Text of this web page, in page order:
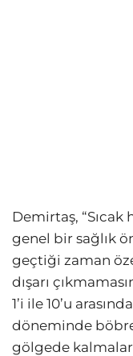
Demirtaş, “Sıcak
genel bir sağlık
geçtiği zaman
dışarı
1’i ile 10’u
döneminde
gölgede